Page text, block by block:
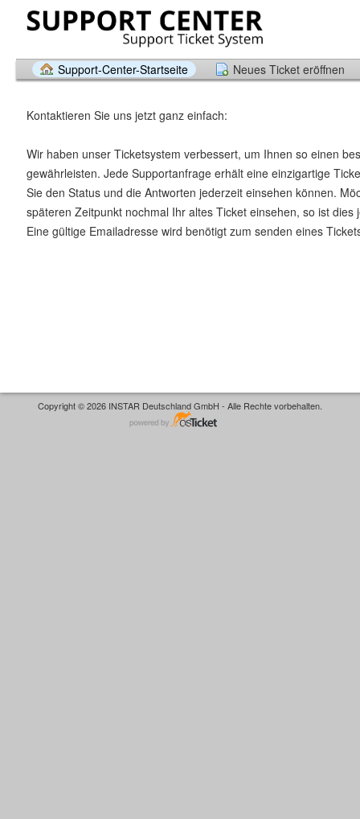
Support-Center-Startseite Neues Ticket eröffnen
Kontaktieren Sie uns jetzt ganz einfach:
Wir haben unser Ticketsystem verbessert, um Ihnen so einen
gewährleisten. Jede Supportanfrage erhält eine einzigartige
Sie den Status und die Antworten jederzeit einsehen können.
späteren Zeitpunkt nochmal Ihr altes Ticket einsehen, so ist dies
Eine gültige Emailadresse wird benötigt zum senden eines
Copyright © 2026 INSTAR Deutschland GmbH - Alle Rechte vorbehalten.